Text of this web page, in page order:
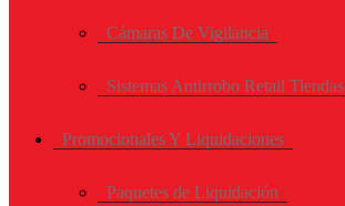
Cámaras De Vigilancia
Sistemas Antirrobo Retail Tiendas
Promocionales Y Liquidaciones
Paquetes de Liquidación